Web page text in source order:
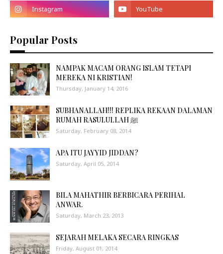
Popular Posts
NAMPAK MACAM ORANG ISLAM TETAPI
MEREKA NI KRISTIAN!
Thursday, January 14, 2016
SUBHANALLAH!!! REPLIKA REKAAN DALAMAN
RUMAH RASULULLAH ﷺ
Saturday, February 08, 2014
APA ITU JAYYID JIDDAN?
Saturday, April 05, 2014
BILA MAHATHIR BERBICARA PERIHAL
ANWAR.
Saturday, March 23, 2013
SEJARAH MELAKA SECARA RINGKAS
Friday, August 01, 2014